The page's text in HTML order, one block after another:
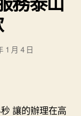
1 月 4 日
讓的辦理在高